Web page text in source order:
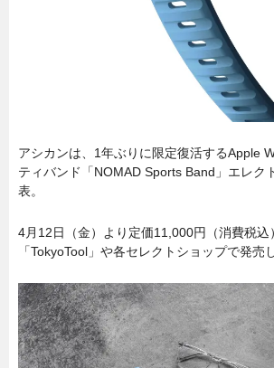
アシカンは、1年ぶりに限定復活するApple
ティバンド「NOMAD Sports Band」エレク
表。
4月12日（金）より定価11,000円（消費税込
「TokyoTool」や各セレクトショップで発売